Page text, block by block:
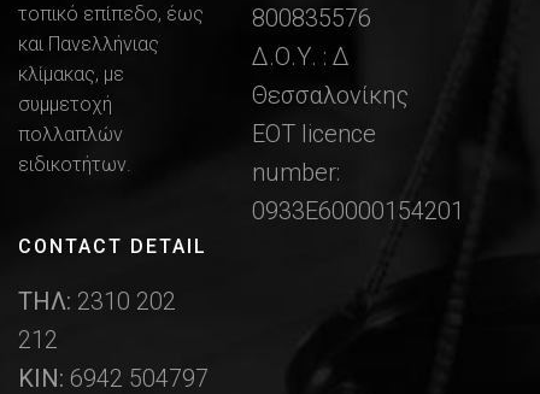
τοπικό επίπεδο, έως
και Πανελλήνιας
κλίμακας, με
συμμετοχή
πολλαπλών
ειδικοτήτων.
CONTACT DETAIL
ΤΗΛ: 2310 202
212
ΚΙΝ: 6942 504797
800835576
Δ.Ο.Υ. : Δ
Θεσσαλονίκης
ΕΟΤ licence
number:
0933Ε60000154201